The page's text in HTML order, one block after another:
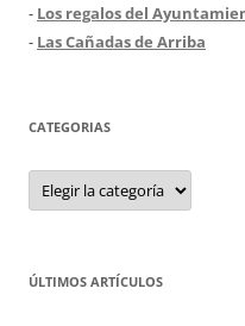
- Los regalos del
- Las Cañadas de Arriba
CATEGORIAS
Categorias
ÚLTIMOS ARTÍCULOS